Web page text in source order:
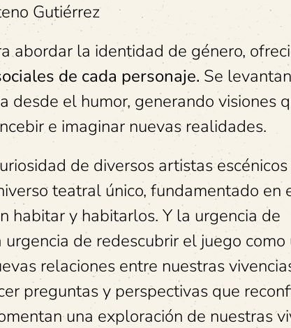
Gutiérrez
abordar la identidad de género,
de cada personaje. Se
desde el humor, generando visiones
e imaginar nuevas realidades.
de diversos artistas
teatral único, fundamentado en
habitar y habitarlos. Y la urgencia de
de redescubrir el juego como
relaciones entre nuestras
preguntas y perspectivas que
una exploración de nuestras